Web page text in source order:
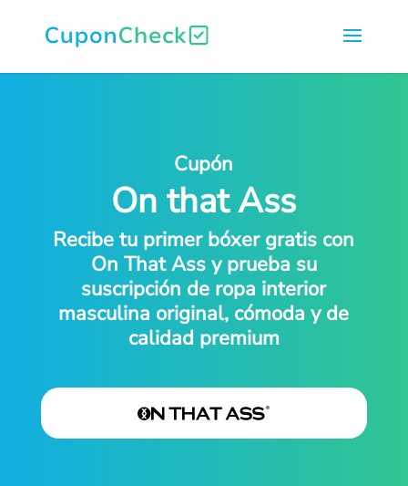
Cupón
On that Ass
Recibe tu primer bóxer gratis con
On That Ass y prueba su
suscripción de ropa interior
masculina original, cómoda y de
calidad premium